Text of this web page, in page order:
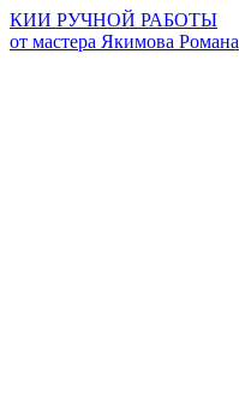
КИИ РУЧНОЙ РАБОТЫ
от мастера Якимова Романа